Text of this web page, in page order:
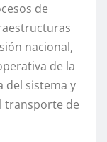
de
nacional,
de la
del sistema y
transporte de